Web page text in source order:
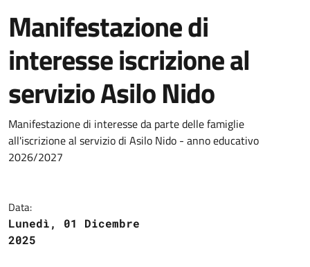
Manifestazione di
interesse iscrizione al
servizio Asilo Nido
Manifestazione di interesse da parte delle famiglie
all'iscrizione al servizio di Asilo Nido - anno educativo
2026/2027
Data:
Lunedì, 01 Dicembre
2025